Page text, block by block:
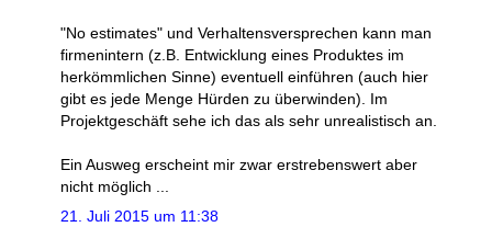
"No estimates" und Verhaltensversprechen kann man
firmenintern (z.B. Entwicklung eines Produktes im
herkömmlichen Sinne) eventuell einführen (auch hier
gibt es jede Menge Hürden zu überwinden). Im
Projektgeschäft sehe ich das als sehr unrealistisch an.
Ein Ausweg erscheint mir zwar erstrebenswert aber
nicht möglich ...
21. Juli 2015 um 11:38